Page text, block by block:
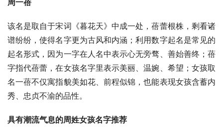
该名是取自于宋词《暮花天》中成一处，蓓蕾根株，剩看诸
谱纷纷，使得名字更为古风和内涵；利用数字起名是常见的
起名形式，因为一字在人名中表示心无旁骛、善始善终；蓓
字指代蓓蕾，在女孩名字里表示美丽、温婉、希望；女孩取
名一蓓不仅寓指貌美如花、前程似锦，也能表现女孩含蓄内
秀、忠贞不渝的品性。
具有潮流气息的周姓女孩名字推荐